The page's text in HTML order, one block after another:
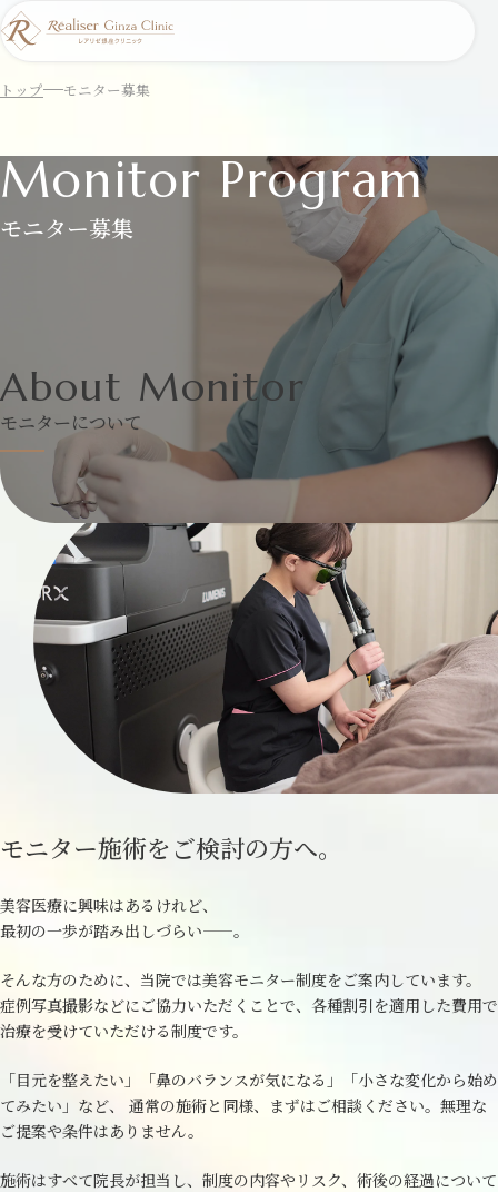
トップ モニター募集
Monitor Program
モニター募集
About Monitor
モニターについて
モニター施術をご検討の方へ。
美容医療に興味はあるけれど、
最初の一歩が踏み出しづらい——。
そんな方のために、当院では美容モニター制度をご案内しています。
症例写真撮影などにご協力いただくことで、各種割引を適用した費用で
治療を受けていただける制度です。
「目元を整えたい」「鼻のバランスが気になる」「小さな変化から始め
てみたい」など、 通常の施術と同様、まずはご相談ください。無理な
ご提案や条件はありません。
施術はすべて院長が担当し、制度の内容やリスク、術後の経過について